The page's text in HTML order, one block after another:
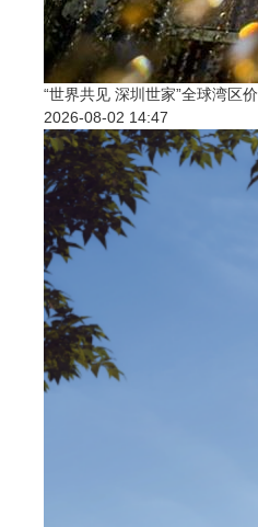
“世界共见 深圳世家”全球湾区
2026-08-02 14:47